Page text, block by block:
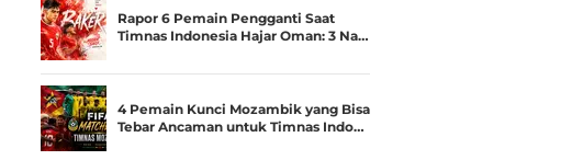
Rapor 6 Pemain Pengganti Saat
Timnas Indonesia Hajar Oman: 3 Na…
4 Pemain Kunci Mozambik yang Bisa
Tebar Ancaman untuk Timnas Indo…